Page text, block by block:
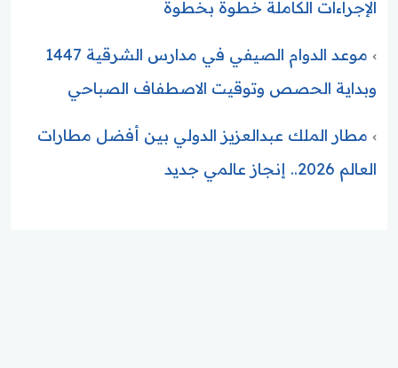
الإجراءات الكاملة خطوة بخطوة
موعد الدوام الصيفي في مدارس الشرقية 1447
وبداية الحصص وتوقيت الاصطفاف الصباحي
مطار الملك عبدالعزيز الدولي بين أفضل مطارات
العالم 2026.. إنجاز عالمي جديد